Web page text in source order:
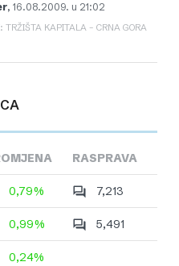
, 16.08.2009. u 21:02
TRŽIŠTA KAPITALA – CRNA GORA
RASPRAVA
0,79% 7,213
0,99% 5,491
0,24%